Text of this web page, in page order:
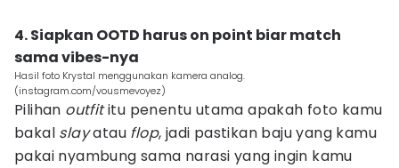
4. Siapkan OOTD harus on point biar match
sama vibes-nya
Hasil foto Krystal menggunakan kamera analog.
(instagram.com/vousmevoyez)
Pilihan outfititu penentu utama apakah foto kamu
bakal slayatau flop, jadi pastikan baju yang kamu
pakai nyambung sama narasi yang ingin kamu